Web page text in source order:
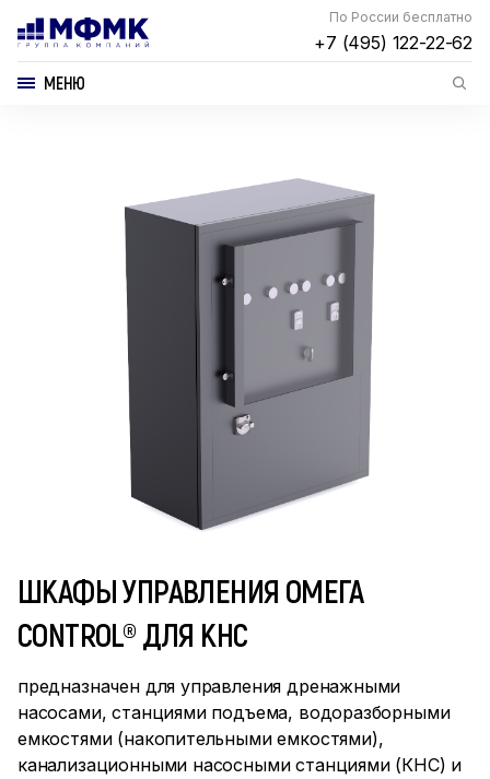
По России бесплатно
+7 (495) 122-22-62
МЕНЮ
ШКАФЫ УПРАВЛЕНИЯ ОМЕГА
CONTROL® ДЛЯ КНС
предназначен для управления дренажными
насосами, станциями подъема, водоразборными
емкостями (накопительными емкостями),
канализационными насосными станциями (КНС) и